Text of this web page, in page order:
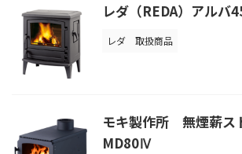
レダ（REDA）アルバ
レダ 取扱商品
モキ製作所 無煙薪ス
MD80Ⅳ